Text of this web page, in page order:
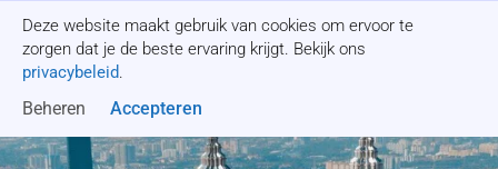
Deze website maakt gebruik van cookies om ervoor te
zorgen dat je de beste ervaring krijgt. Bekijk ons
privacybeleid.
Beheren Accepteren
Offerte aanvragen